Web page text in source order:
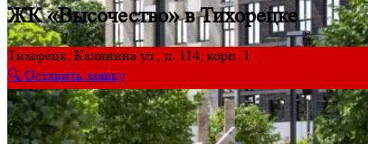
ЖК «Высочество» в Тихорецке
Тихорецк, Калинина ул., д. 114, корп. 1
🔍 Оставить заявку